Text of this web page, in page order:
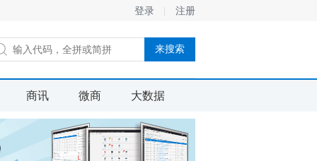
登录 注册
商讯 微商 大数据